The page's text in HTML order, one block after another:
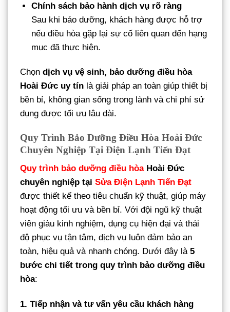
Chính sách bảo hành dịch vụ rõ ràng
Sau khi bảo dưỡng, khách hàng được hỗ trợ
nếu điều hòa gặp lại sự cố liên quan đến hạng
mục đã thực hiện.
Chọn dịch vụ vệ sinh, bảo dưỡng điều hòa
Hoài Đức uy tín là giải pháp an toàn giúp thiết bị
bền bỉ, không gian sống trong lành và chi phí sử
dụng được tối ưu lâu dài.
Quy Trình Bảo Dưỡng Điều Hòa Hoài Đức
Chuyên Nghiệp Tại Điện Lạnh Tiến Đạt
Quy trình bảo dưỡng điều hòaHoài Đức
chuyên nghiệp tại Sửa Điện Lạnh Tiến Đạt
được thiết kế theo tiêu chuẩn kỹ thuật, giúp máy
hoạt động tối ưu và bền bỉ. Với đội ngũ kỹ thuật
viên giàu kinh nghiệm, dụng cụ hiện đại và thái
độ phục vụ tận tâm, dịch vụ luôn đảm bảo an
toàn, hiệu quả và nhanh chóng. Dưới đây là 5
bước chi tiết trong quy trình bảo dưỡng điều
hòa:
1. Tiếp nhận và tư vấn yêu cầu khách hàng